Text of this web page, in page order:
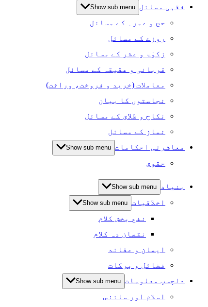
فقہی مسائل Show sub menu
حج و عمرہ کے مسائل
روزے کے مسائل
زکوٰۃ و عشر کے مسائل
قربانی و عقیقہ کے مسائل
معاملات (خرید و فروخت، وراثت)
نجاستوں کا بیان
نکاح و طلاق کے مسائل
نماز کے مسائل
معاشرتی احکامات Show sub menu
حقوق
بنیاد Show sub menu
اخلاقیات Show sub menu
نفع بخش کلام
نقصان دہ کلام
ایمان و عقائد
فضائل و برکات
دلچسپ معلومات Show sub menu
اسلام اور سائنس